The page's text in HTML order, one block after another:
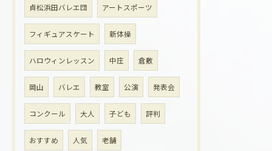
貞松浜田バレエ団 アートスポーツ
フィギュアスケート 新体操
ハロウィンレッスン 中庄 倉敷
岡山 バレエ 教室 公演 発表会
コンクール 大人 子ども 評判
おすすめ 人気 老舗